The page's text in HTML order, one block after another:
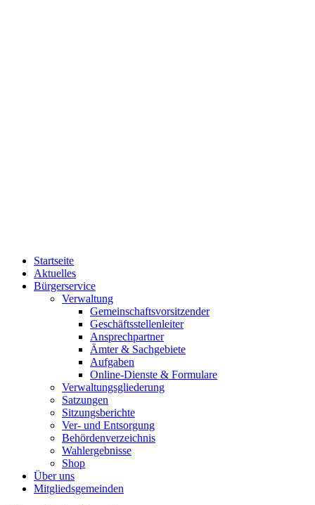
Startseite
Aktuelles
Bürgerservice
Verwaltung
Gemeinschaftsvorsitzender
Geschäftsstellenleiter
Ansprechpartner
Ämter & Sachgebiete
Aufgaben
Online-Dienste & Formulare
Verwaltungsgliederung
Satzungen
Sitzungsberichte
Ver- und Entsorgung
Behördenverzeichnis
Wahlergebnisse
Shop
Über uns
Mitgliedsgemeinden